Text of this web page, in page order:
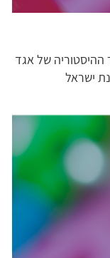
ההיסטוריה של אגד
ישראל